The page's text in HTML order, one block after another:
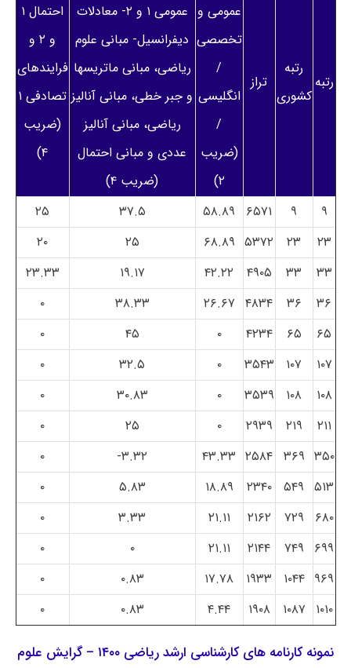
رتبه
رتبه
کشوری
تراز
عمومی و
تخصصی
/
انگلیسی
/
(ضریب
۲)
عمومی ۱ و ۲- معادلات
دیفرانسیل- مبانی علوم
ریاضی، مبانی ماتریسها
و جبر خطی، مبانی آنالیز
ریاضی، مبانی آنالیز
عددی و مبانی احتمال
(ضریب ۴)
احتمال ۱
و ۲ و
فرایندهای
تصادفی ۱
(ضریب
۴)
۹ ۹ ۶۵۷۱ ۵۸.۸۹ ۳۷.۵
۲۵
۲۳
۲۳ ۵۳۷۲ ۶۸.۸۹ ۲۵
۲۰
۳۳
۳۳ ۴۹۰۵ ۴۲.۲۲ ۱۹.۱۷
۲۳.۳۳
۳۶
۳۶ ۴۸۳۴ ۲۶.۶۷ ۳۸.۳۳
۰
۶۵
۶۵ ۴۲۳۴ ۰ ۴۵
۰
۱۰۷
۱۰۷ ۳۵۴۳ ۰ ۳۲.۵
۰
۱۰۸
۱۰۸ ۳۵۳۹ ۰ ۳۰.۸۳
۰
۲۱۱
۲۱۹ ۲۹۳۹ ۰ ۲۵
۰
۳۵۰ ۳۶۹ ۲۵۸۴ ۴۳.۳۳ ۳.۳۲-
۰
۵۱۳ ۵۴۹ ۲۳۴۰ ۱۸.۸۹ ۵.۸۳
۰
۶۸۰
۷۲۹ ۲۱۶۲ ۲۱.۱۱ ۳.۳۳
۰
۶۹۹ ۷۴۹ ۲۱۴۴ ۲۱.۱۱ ۰
۰
۹۶۹ ۱۰۴۴ ۱۹۳۳ ۱۷.۷۸ ۰.۸۳
۰
۱۰۱۰ ۱۰۸۷ ۱۹۰۸ ۴.۴۴ ۰.۸۳ ۰
نمونه کارنامه های کارشناسی ارشد ریاضی ۱۴۰۰ – گرایش علوم